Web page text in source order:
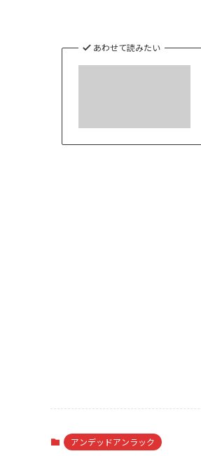
あわせて読みたい
アンデッドアンラック